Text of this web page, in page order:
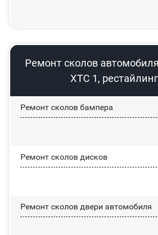
Ремонт сколов
ХТС 1, рестайлинг
Ремонт сколов бампера
Ремонт сколов дисков
Ремонт сколов двери автомобиля